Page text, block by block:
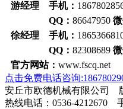
游经理 手机：
QQ： 86647950 微
徐经理 手机：
QQ： 82308689 微
官方网站： www.fscq.net
点击免费电话咨询
安丘市欧德机械有限公司
热线电话：0536-4212670